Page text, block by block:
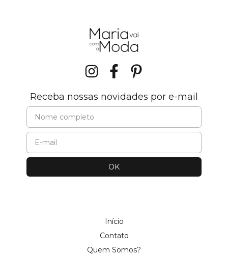
Receba nossas novidades por e-mail
Início
Contato
Quem Somos?